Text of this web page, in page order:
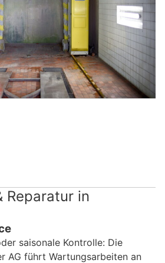
Reparatur in
saisonale Kontrolle: Die
AG führt Wartungsarbeiten an